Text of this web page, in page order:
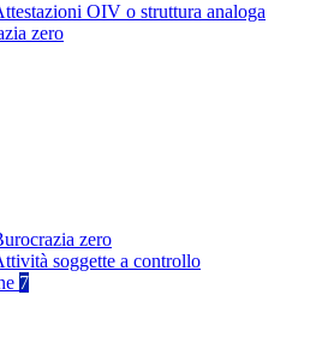
OIV o struttura analoga
zero
zero
soggette a controllo
7